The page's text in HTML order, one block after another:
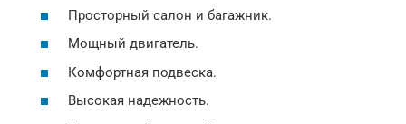
Просторный салон и багажник.
Мощный двигатель.
Комфортная подвеска.
Высокая надежность.